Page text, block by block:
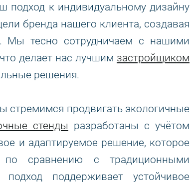
подход к индивидуальному дизайну
бренда нашего клиента, создавая
Мы тесно сотрудничаем с нашими
делает нас лучшим застройщиком
решения.
стремимся продвигать экологичные
стенды разработаны с учётом
и адаптируемое решение, которое
по сравнению с традиционными
поддерживает устойчивое